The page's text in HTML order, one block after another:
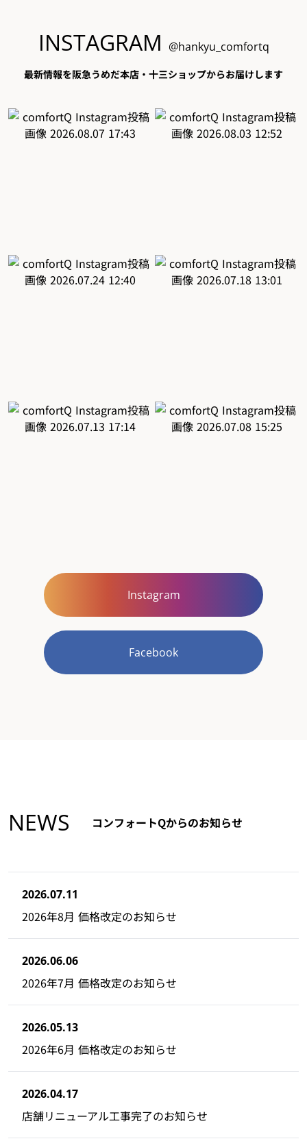
INSTAGRAM @hankyu_comfortq
最新情報を阪急うめだ本店・十三ショップからお届けします
Instagram
Facebook
NEWS コンフォートQからのお知らせ
2026.07.11
2026年8月 価格改定のお知らせ
2026.06.06
2026年7月 価格改定のお知らせ
2026.05.13
2026年6月 価格改定のお知らせ
2026.04.17
店舗リニューアル工事完了のお知らせ